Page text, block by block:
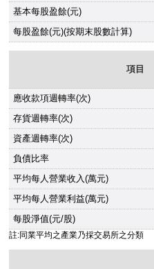
基本每股盈餘(元)
每股盈餘(元)(按期末股數計算)
項目
應收款項週轉率(次)
存貨週轉率(次)
資產週轉率(次)
負債比率
平均每人營業收入(萬元)
平均每人營業利益(萬元)
每股淨值(元/股)
註:同業平均之產業乃採交易所之分類